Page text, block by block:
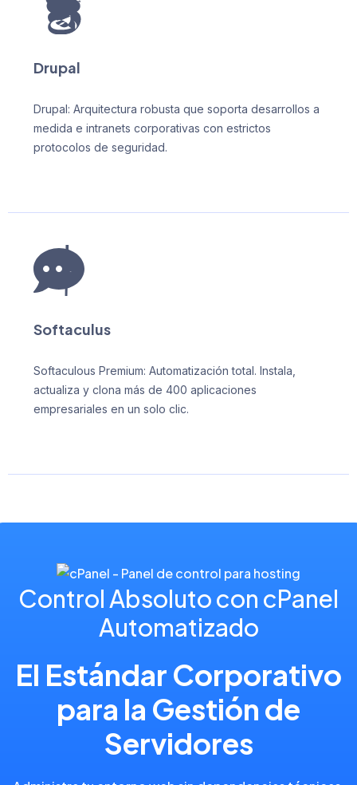
Drupal
Drupal: Arquitectura robusta que soporta desarrollos a
medida e intranets corporativas con estrictos
protocolos de seguridad.
Softaculus
Softaculous Premium: Automatización total. Instala,
actualiza y clona más de 400 aplicaciones
empresariales en un solo clic.
Control Absoluto con cPanel
Automatizado
El Estándar Corporativo
para la Gestión de
Servidores